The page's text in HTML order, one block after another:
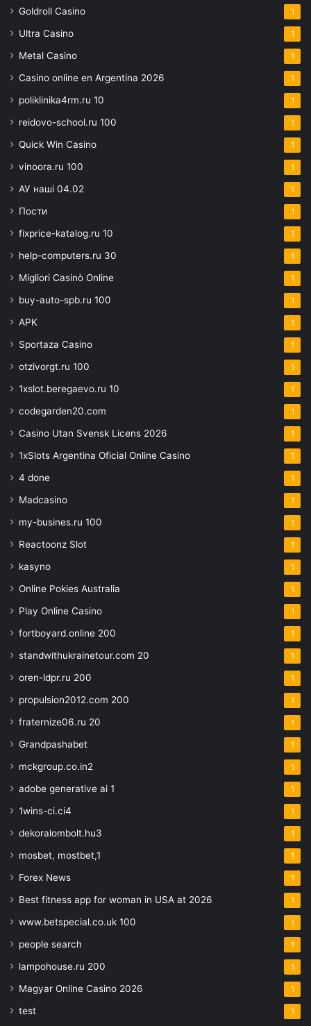
Goldroll Casino 1
Ultra Casino 1
Metal Casino 1
Casino online en Argentina 2026 1
poliklinika4rm.ru 10 1
reidovo-school.ru 100 1
Quick Win Casino 1
vinoora.ru 100 1
АУ наші 04.02 1
Пости 1
fixprice-katalog.ru 10 1
help-computers.ru 30 1
Migliori Casinò Online 1
buy-auto-spb.ru 100 1
APK 1
Sportaza Casino 1
otzivorgt.ru 100 1
1xslot.beregaevo.ru 10 1
codegarden20.com 1
Casino Utan Svensk Licens 2026 1
1xSlots Argentina Oficial Online Casino 1
4 done 1
Madcasino 1
my-busines.ru 100 1
Reactoonz Slot 1
kasyno 1
Online Pokies Australia 1
Play Online Casino 1
fortboyard.online 200 1
standwithukrainetour.com 20 1
oren-ldpr.ru 200 1
propulsion2012.com 200 1
fraternize06.ru 20 1
Grandpashabet 1
mckgroup.co.in2 1
adobe generative ai 1 1
1wins-ci.ci4 1
dekoralombolt.hu3 1
mosbet, mostbet,1 1
Forex News 1
Best fitness app for woman in USA at 2026 1
www.betspecial.co.uk 100 1
people search 1
lampohouse.ru 200 1
Magyar Online Casino 2026 1
test 1